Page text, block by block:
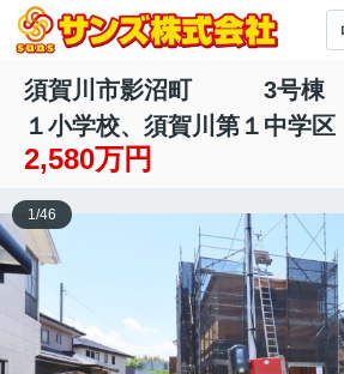
須賀川市影沼町 3号棟
１小学校、須賀川第１中学区
2,580万円
1/46